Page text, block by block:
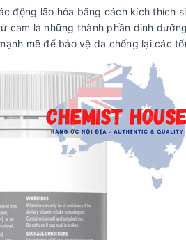
động lão hóa bằng cách kích thích
cam là những thành phần dinh
mẽ để bảo vệ da chống lại các